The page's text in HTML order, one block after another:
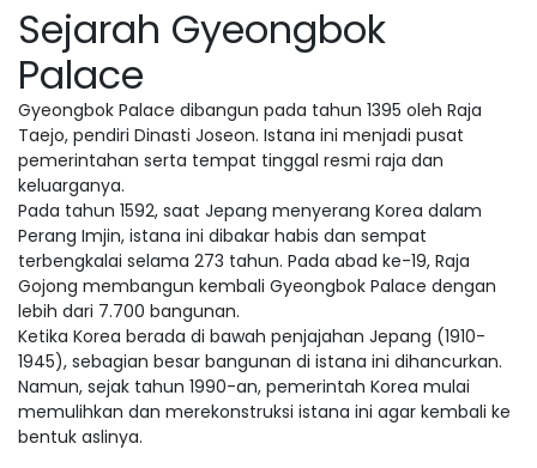
Sejarah Gyeongbok
Palace
Gyeongbok Palace dibangun pada tahun 1395 oleh Raja
Taejo, pendiri Dinasti Joseon. Istana ini menjadi pusat
pemerintahan serta tempat tinggal resmi raja dan
keluarganya.
Pada tahun 1592, saat Jepang menyerang Korea dalam
Perang Imjin, istana ini dibakar habis dan sempat
terbengkalai selama 273 tahun. Pada abad ke-19, Raja
Gojong membangun kembali Gyeongbok Palace dengan
lebih dari 7.700 bangunan.
Ketika Korea berada di bawah penjajahan Jepang (1910-
1945), sebagian besar bangunan di istana ini dihancurkan.
Namun, sejak tahun 1990-an, pemerintah Korea mulai
memulihkan dan merekonstruksi istana ini agar kembali ke
bentuk aslinya.